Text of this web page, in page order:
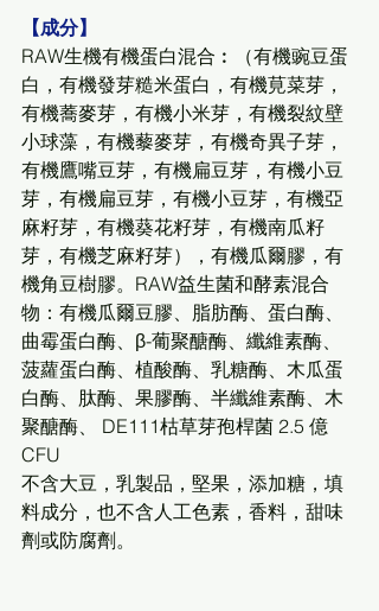
【成分】
RAW生機有機蛋白混合︰（有機豌豆蛋
白，有機發芽糙米蛋白，有機莧菜芽，
有機蕎麥芽，有機小米芽，有機裂紋壁
小球藻，有機藜麥芽，有機奇異子芽，
有機鷹嘴豆芽，有機扁豆芽，有機小豆
芽，有機扁豆芽，有機小豆芽，有機亞
麻籽芽，有機葵花籽芽，有機南瓜籽
芽，有機芝麻籽芽），有機瓜爾膠，有
機角豆樹膠。RAW益生菌和酵素混合
物：有機瓜爾豆膠、脂肪酶、蛋白酶、
曲霉蛋白酶、β-葡聚醣酶、纖維素酶、
菠蘿蛋白酶、植酸酶、乳糖酶、木瓜蛋
白酶、肽酶、果膠酶、半纖維素酶、木
聚醣酶、 DE111枯草芽孢桿菌 2.5 億
CFU
不含大豆，乳製品，堅果，添加糖，填
料成分，也不含人工色素，香料，甜味
劑或防腐劑。